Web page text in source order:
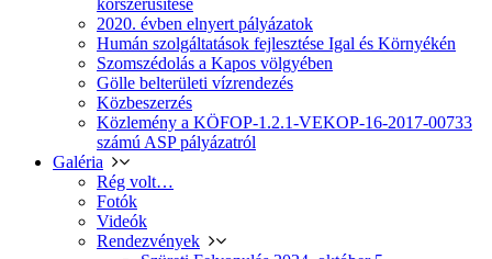
korszerűsítése
2020. évben elnyert pályázatok
Humán szolgáltatások fejlesztése Igal és Környékén
Szomszédolás a Kapos völgyében
Gölle belterületi vízrendezés
Közbeszerzés
Közlemény a KÖFOP-1.2.1-VEKOP-16-2017-00733
számú ASP pályázatról
Galéria
Rég volt…
Fotók
Videók
Rendezvények